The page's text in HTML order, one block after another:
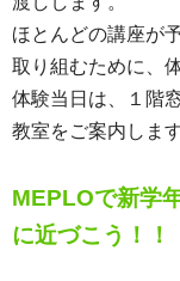
ほとんどの講座が
取り組むために、
体験当日は、１階
教室をご案内します
MEPLOで新学
に近づこう！！